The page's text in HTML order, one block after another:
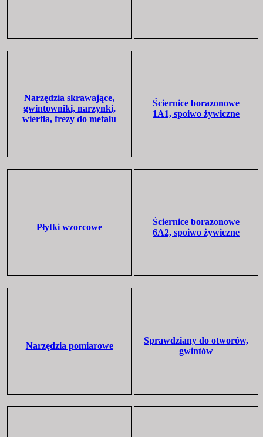
Narzędzia skrawające,
gwintowniki, narzynki,
wiertła, frezy do metalu
Ściernice borazonowe
1A1, spoiwo żywiczne
Płytki wzorcowe
Ściernice borazonowe
6A2, spoiwo żywiczne
Narzędzia pomiarowe
Sprawdziany do otworów,
gwintów